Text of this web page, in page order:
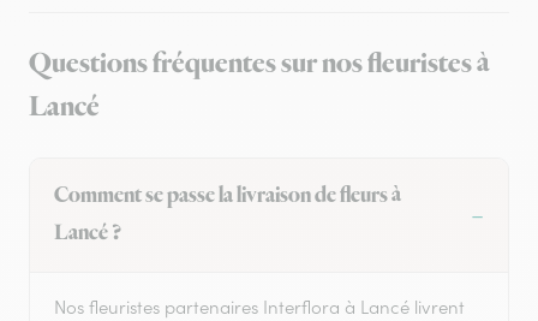
Questions fréquentes sur nos fleuristes à
Lancé
Comment se passe la livraison de fleurs à
Lancé ?
Nos fleuristes partenaires Interflora à Lancé livrent